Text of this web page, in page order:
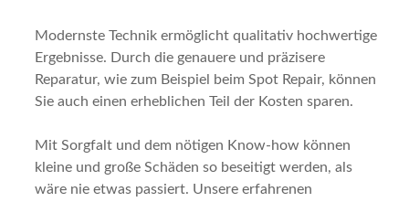
Modernste Technik ermöglicht qualitativ hochwertige
Ergebnisse. Durch die genauere und präzisere
Reparatur, wie zum Beispiel beim Spot Repair, können
Sie auch einen erheblichen Teil der Kosten sparen.
Mit Sorgfalt und dem nötigen Know-how können
kleine und große Schäden so beseitigt werden, als
wäre nie etwas passiert. Unsere erfahrenen